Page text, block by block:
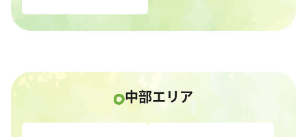
中部エリア